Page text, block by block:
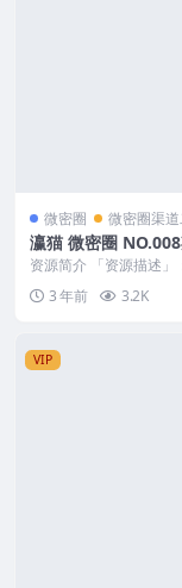
微密圈 微密圈渠
瀛猫 微密圈
至：2023.6.15
资源简介 「资源描述」
猫 微密圈 NO.008期 【
新至：...
3 年前 3.2K
VIP